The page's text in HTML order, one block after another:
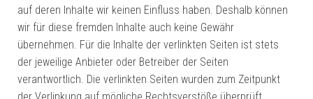
auf deren Inhalte wir keinen Einfluss haben. Deshalb können
wir für diese fremden Inhalte auch keine Gewähr
übernehmen. Für die Inhalte der verlinkten Seiten ist stets
der jeweilige Anbieter oder Betreiber der Seiten
verantwortlich. Die verlinkten Seiten wurden zum Zeitpunkt